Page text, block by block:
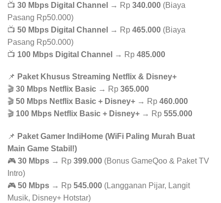
📺 30 Mbps Digital Channel → Rp 340.000 (Biaya
Pasang Rp50.000)
📺 50 Mbps Digital Channel → Rp 465.000 (Biaya
Pasang Rp50.000)
📺 100 Mbps Digital Channel → Rp 485.000
📌 Paket Khusus Streaming Netflix & Disney+
🎬 30 Mbps Netflix Basic → Rp 365.000
🎬 50 Mbps Netflix Basic + Disney+ → Rp 460.000
🎬 100 Mbps Netflix Basic + Disney+ → Rp 555.000
📌 Paket Gamer IndiHome (WiFi Paling Murah Buat
Main Game Stabil!)
🎮 30 Mbps → Rp 399.000 (Bonus GameQoo & Paket TV
Intro)
🎮 50 Mbps → Rp 545.000 (Langganan Pijar, Langit
Musik, Disney+ Hotstar)